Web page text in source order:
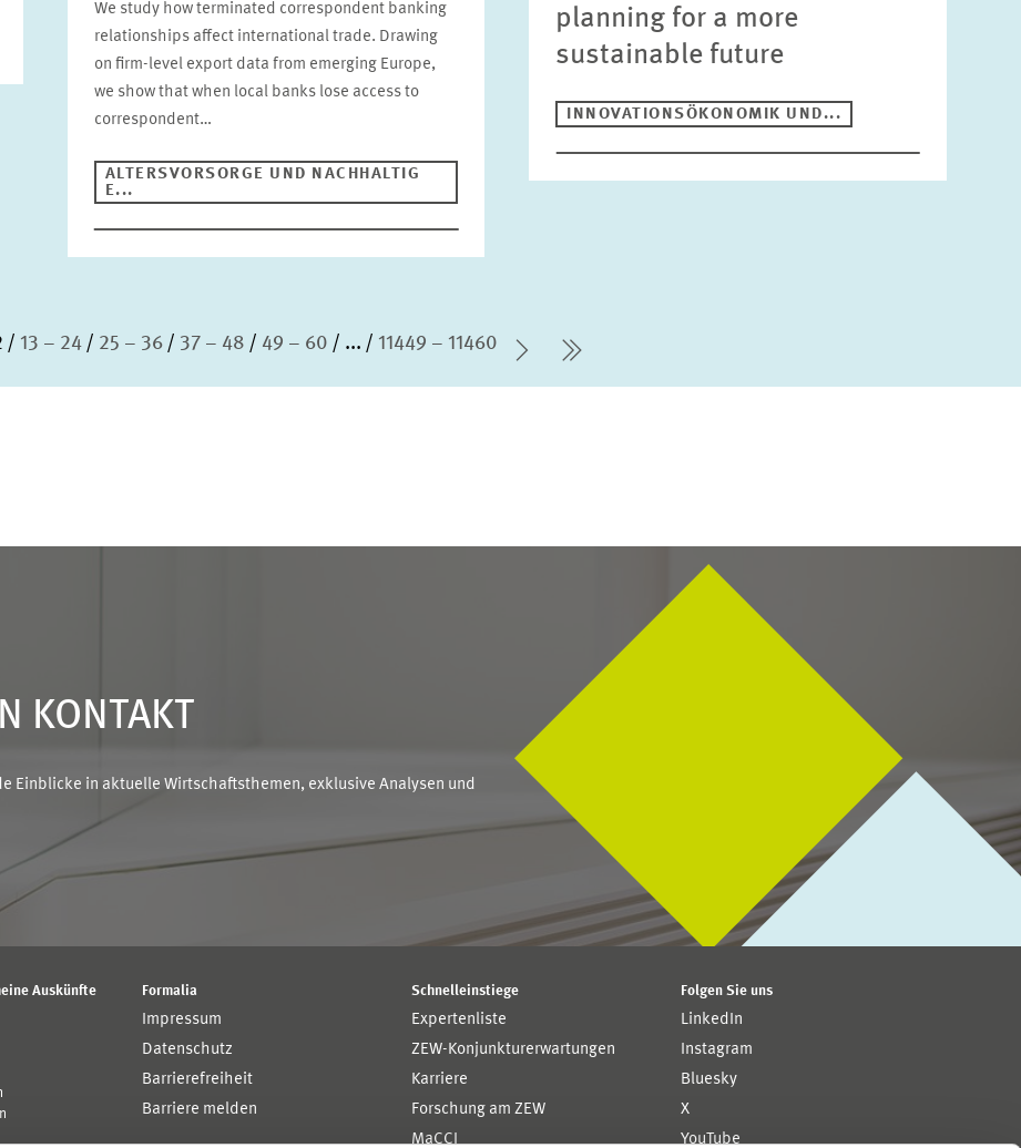
We study how terminated correspondent banking
relationships affect international trade. Drawing
on firm-level export data from emerging Europe,
we show that when local banks lose access to
correspondent…
ALTERSVORSORGE UND NACHHALTIG
E...
planning for a more
sustainable future
INNOVATIONSÖKONOMIK UND...
13 – 24 25 – 36 37 – 48 49 – 60 ... 11449 – 11460
Nächste Seite
letzte Seite
KONTAKT
Einblicke in aktuelle Wirtschaftsthemen, exklusive Analysen und
Auskünfte
Formalia
Impressum
Datenschutz
Barrierefreiheit
Barriere melden
Schnelleinstiege
Expertenliste
ZEW-Konjunkturerwartungen
Karriere
Forschung am ZEW
MaCCI
Folgen Sie uns
LinkedIn
Instagram
Bluesky
X
YouTube